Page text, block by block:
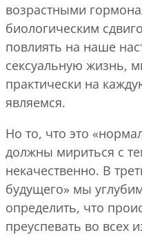
возрастными
биологическим
повлиять на наше
сексуальную жизнь,
практически на
являемся.
Но то, что это
должны мириться с
некачественно. В
будущего» мы
определить, что
преуспевать во всех